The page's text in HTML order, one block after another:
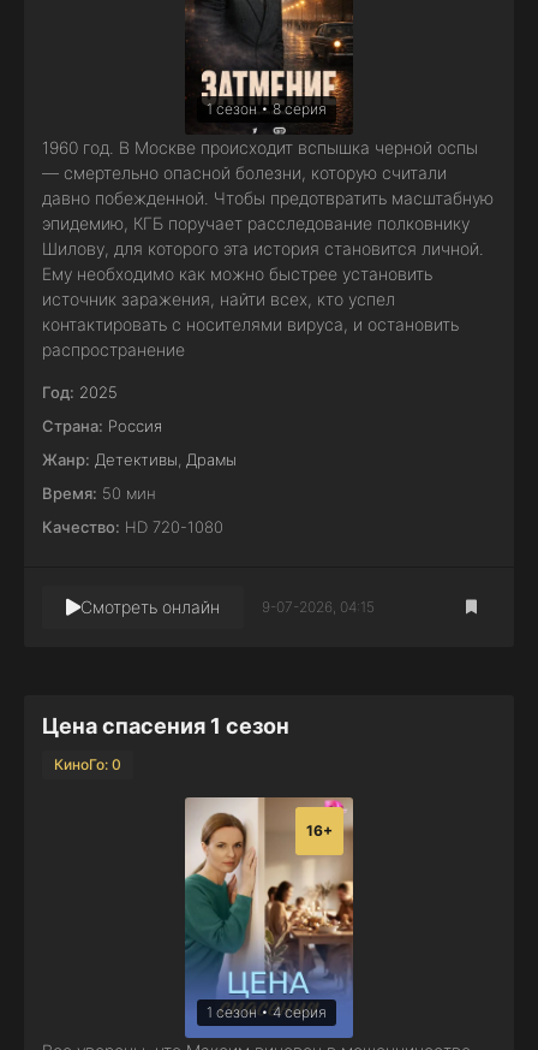
1 сезон • 8 серия
1960 год. В Москве происходит вспышка черной оспы
— смертельно опасной болезни, которую считали
давно побежденной. Чтобы предотвратить масштабную
эпидемию, КГБ поручает расследование полковнику
Шилову, для которого эта история становится личной.
Ему необходимо как можно быстрее установить
источник заражения, найти всех, кто успел
контактировать с носителями вируса, и остановить
распространение
Год: 2025
Страна: Россия
Жанр: Детективы Драмы
Время: 50 мин
Качество: HD 720-1080
Смотреть онлайн 9-07-2026, 04:15
Цена спасения 1 сезон
КиноГо: 0
1 сезон • 4 серия
16+